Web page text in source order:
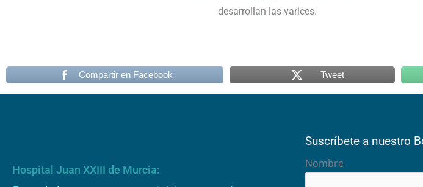
desarrollan las varices.
Compartir en Facebook Tweet
Hospital Juan XXIII de Murcia:
Suscríbete a nuestro
Nombre